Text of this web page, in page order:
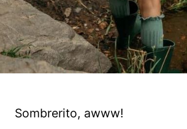
Sombrerito, awww!